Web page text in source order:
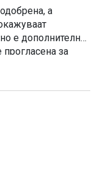
а
е дополнително
за
на Дирекцијата
за